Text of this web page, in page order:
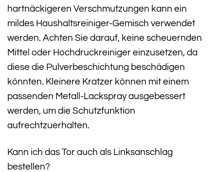
hartnäckigeren Verschmutzungen kann ein
mildes Haushaltsreiniger-Gemisch verwendet
werden. Achten Sie darauf, keine scheuernden
Mittel oder Hochdruckreiniger einzusetzen, da
diese die Pulverbeschichtung beschädigen
könnten. Kleinere Kratzer können mit einem
passenden Metall-Lackspray ausgebessert
werden, um die Schutzfunktion
aufrechtzuerhalten.
Kann ich das Tor auch als Linksanschlag
bestellen?